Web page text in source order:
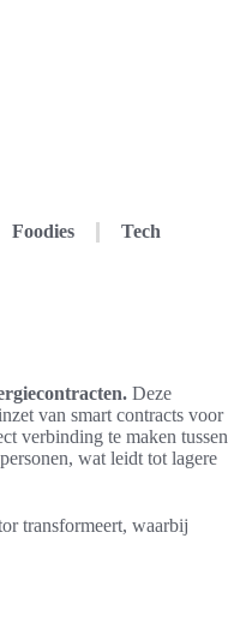
Foodies Tech
Deze
van smart contracts voor
verbinding te maken tussen
wat leidt tot lagere
transformeert, waarbij